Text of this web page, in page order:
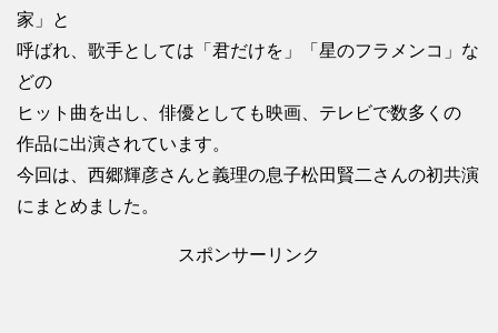
家」と
呼ばれ、歌手としては「君だけを」「星のフラメンコ」な
どの
ヒット曲を出し、俳優としても映画、テレビで数多くの
作品に出演されています。
今回は、西郷輝彦さんと義理の息子松田賢二さんの初共演
にまとめました。
スポンサーリンク